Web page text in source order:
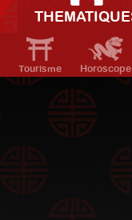
Tourisme Horoscope